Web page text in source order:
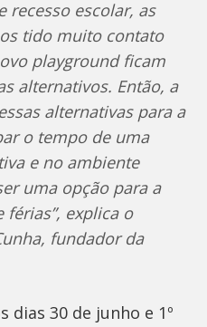
recesso escolar, as
tido muito contato
playground ficam
alternativos. Então, a
alternativas para a
o tempo de uma
e no ambiente
uma opção para a
férias”, explica o
fundador da
30 de junho e 1º